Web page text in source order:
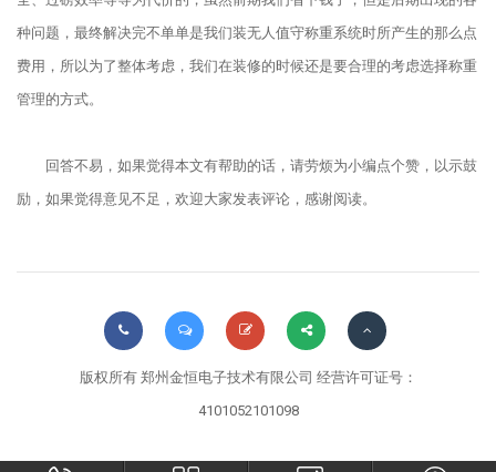
种问题，最终解决完不单单是我们装无人值守称重系统时所产生的那么点
费用，所以为了整体考虑，我们在装修的时候还是要合理的考虑选择称重
管理的方式。
回答不易，如果觉得本文有帮助的话，请劳烦为小编点个赞，以示鼓
励，如果觉得意见不足，欢迎大家发表评论，感谢阅读。
版权所有 郑州金恒电子技术有限公司 经营许可证号：
4101052101098